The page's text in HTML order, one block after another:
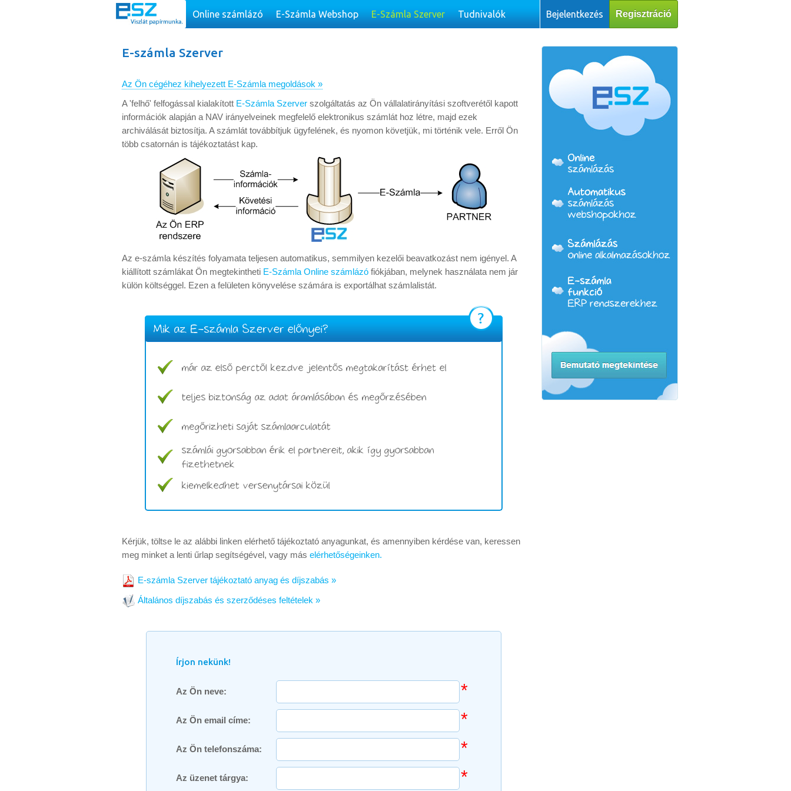
Online számlázó E-Számla Webshop E-Számla Szerver Tudnivalók Bejelentkezés Regisztráció
E-számla Szerver
Az Ön cégéhez kihelyezett E-Számla megoldások »
A 'felhő' felfogással kialakított E-Számla Szerver szolgáltatás az Ön vállalatirányítási szoftverétől kapott
információk alapján a NAV irányelveinek megfelelő elektronikus számlát hoz létre, majd ezek
archiválását biztosítja. A számlát továbbítjuk ügyfelének, és nyomon követjük, mi történik vele. Erről Ön
több csatornán is tájékoztatást kap.
Az e-számla készítés folyamata teljesen automatikus, semmilyen kezelői beavatkozást nem igényel. A
kiállított számlákat Ön megtekintheti E-Számla Online számlázó fiókjában, melynek használata nem jár
külön költséggel. Ezen a felületen könyvelése számára is exportálhat számlalistát.
Kérjük, töltse le az alábbi linken elérhető tájékoztató anyagunkat, és amennyiben kérdése van, keressen
meg minket a lenti űrlap segítségével, vagy más elérhetőségeinken.
E-számla Szerver tájékoztató anyag és díjszabás »
Általános díjszabás és szerződéses feltételek »
Írjon nekünk!
Az Ön neve: *
Az Ön email címe: *
Az Ön telefonszáma: *
Az üzenet tárgya: *